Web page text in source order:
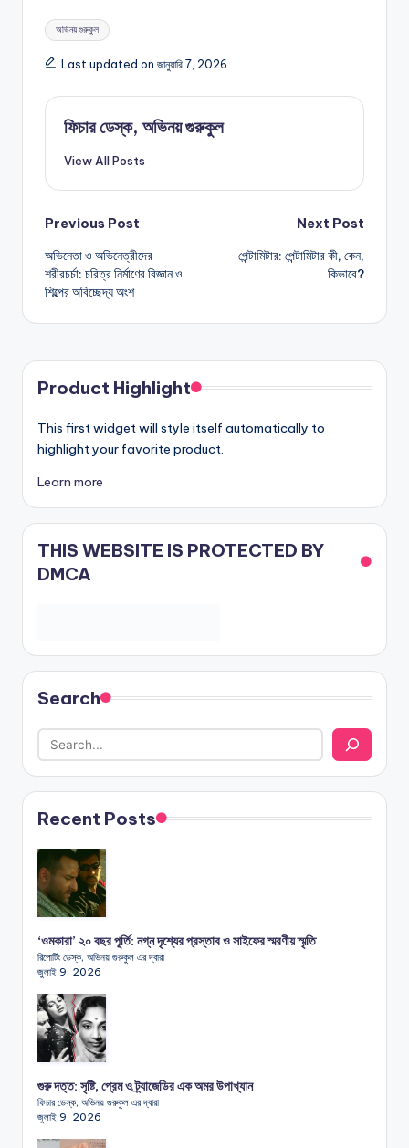
Tags:
অভিনয় গুরুকুল
Last updated on জানুয়ারি 7, 2026
ফিচার ডেস্ক, অভিনয় গুরুকুল
View All Posts
Post
navigation
Previous Post
অভিনেতা ও অভিনেত্রীদের
শরীরচর্চা: চরিত্র নির্মাণের বিজ্ঞান ও
শিল্পের অবিচ্ছেদ্য অংশ
Next Post
পেন্টামিটার: পেন্টামিটার কী, কেন,
কিভাবে?
Product Highlight
This first widget will style itself automatically to
highlight your favorite product.
Learn more
THIS WEBSITE IS PROTECTED BY
DMCA
Search
Recent Posts
‘ওমকারা’ ২০ বছর পূর্তি: নগ্ন দৃশ্যের প্রস্তাব ও সাইফের স্মরণীয় স্মৃতি
রিপোর্টিং ডেস্ক, অভিনয় গুরুকুল এর দ্বারা
জুলাই 9, 2026
গুরু দত্ত: সৃষ্টি, প্রেম ও ট্র্যাজেডির এক অমর উপাখ্যান
ফিচার ডেস্ক, অভিনয় গুরুকুল এর দ্বারা
জুলাই 9, 2026